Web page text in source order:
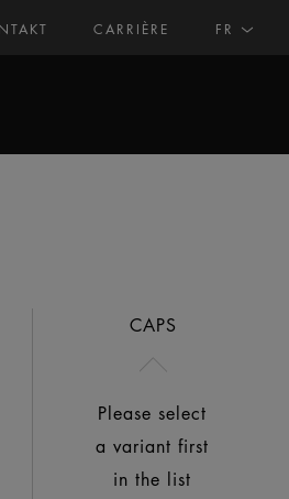
CARRIÈRE FR
CAPS
Please select
a variant first
in the list